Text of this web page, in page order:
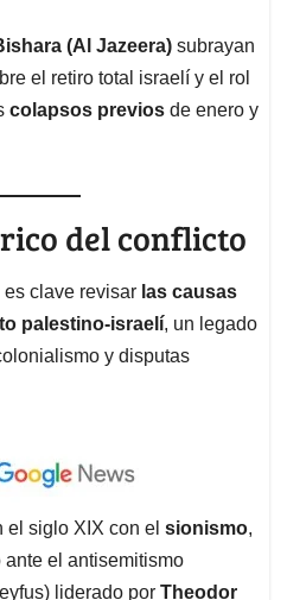
(Al Jazeera) subrayan
el retiro total israelí y el rol
colapsos previos de enero y
del conflicto
clave revisar las causas
palestino-israelí, un legado
y disputas
el siglo XIX con el sionismo,
el antisemitismo
liderado por Theodor